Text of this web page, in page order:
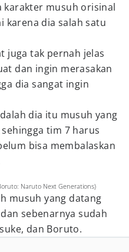
karakter musuh orisinal
karena dia salah satu
juga tak pernah jelas
dan ingin merasakan
dia sangat ingin
dia itu musuh yang
tim 7 harus
bisa membalaskan
Naruto Next Generations)
musuh yang datang
sebenarnya sudah
dan Boruto.